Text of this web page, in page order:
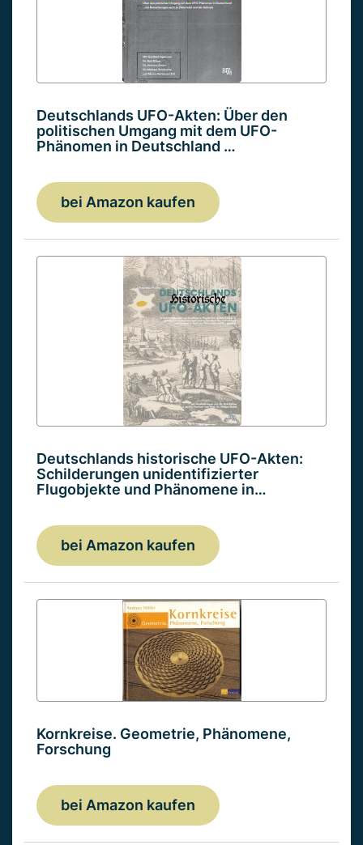
Deutschlands UFO-Akten: Über den
politischen Umgang mit dem UFO-
Phänomen in Deutschland …
bei Amazon kaufen
Deutschlands historische UFO-Akten:
Schilderungen unidentifizierter
Flugobjekte und Phänomene in…
bei Amazon kaufen
Kornkreise. Geometrie, Phänomene,
Forschung
bei Amazon kaufen